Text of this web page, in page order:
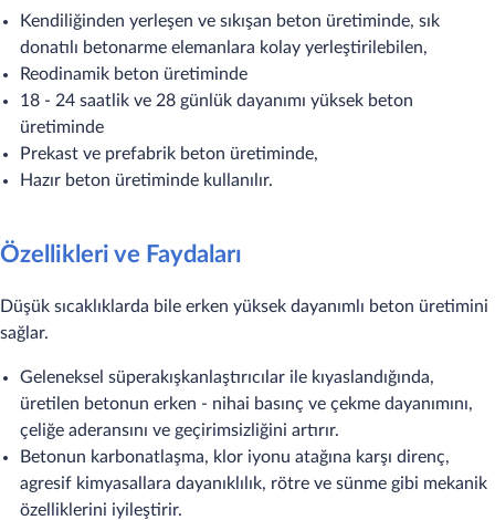
Kendiliğinden yerleşen ve sıkışan beton üretiminde, sık
donatılı betonarme elemanlara kolay yerleştirilebilen,
Reodinamik beton üretiminde
18 - 24 saatlik ve 28 günlük dayanımı yüksek beton
üretiminde
Prekast ve prefabrik beton üretiminde,
Hazır beton üretiminde kullanılır.
Özellikleri ve Faydaları
Düşük sıcaklıklarda bile erken yüksek dayanımlı beton üretimini
sağlar.
Geleneksel süperakışkanlaştırıcılar ile kıyaslandığında,
üretilen betonun erken - nihai basınç ve çekme dayanımını,
çeliğe aderansını ve geçirimsizliğini artırır.
Betonun karbonatlaşma, klor iyonu atağına karşı direnç,
agresif kimyasallara dayanıklılık, rötre ve sünme gibi mekanik
özelliklerini iyileştirir.